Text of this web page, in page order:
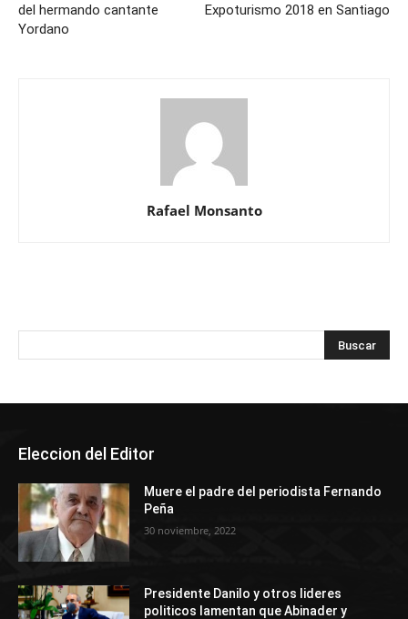
del hermando cantante
Yordano
Expoturismo 2018 en Santiago
Rafael Monsanto
Eleccion del Editor
Muere el padre del periodista Fernando
Peña
30 noviembre, 2022
Presidente Danilo y otros lideres
politicos lamentan que Abinader y